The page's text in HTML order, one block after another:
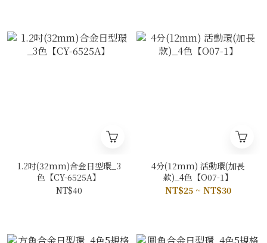
1.2吋(32mm)合金日型環_3
色【CY-6525A】
NT$40
4分(12mm) 活動環(加長
款)_4色【O07-1】
NT$25 ~ NT$30